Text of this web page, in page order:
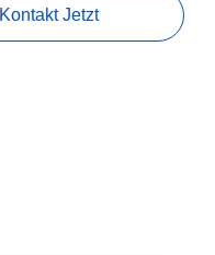
Kontakt Jetzt